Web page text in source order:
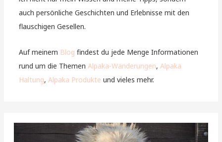
auch persönliche Geschichten und Erlebnisse mit den
flauschigen Gesellen.
Auf meinem Blog findest du jede Menge Informationen
rund um die ThemenAlpaka-Wanderungen,Alpaka
Haltung,Alpaka Produkte und vieles mehr.